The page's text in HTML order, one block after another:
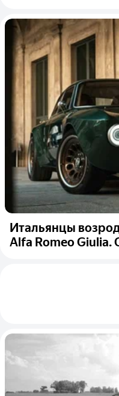
Итальянцы
Alfa Romeo Giulia.